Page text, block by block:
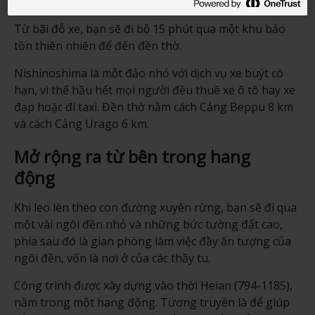
Từ bãi đỗ xe, bạn sẽ đi bộ 15 phút qua một khu bảo
tồn thiên nhiên để đến đền thờ.
Nishinoshima là một đảo nhỏ với dịch vụ xe buýt có
hạn, vì thế hầu hết mọi người đều thuê xe ô tô hay xe
đạp hoặc đi taxi. Đền thờ nằm cách Cảng Beppu 8 km
và cách Cảng Urago 6 km.
Mở rộng ra từ bên trong hang
động
Khi leo lên theo con đường xuyên rừng, bạn sẽ đi qua
một vài ngôi đền nhỏ và những bức tường đất cao,
phía sau đó là gian phòng làm việc đầy ấn tượng của
ngôi đền, vốn là nơi ở của các thầy tu.
Công trình được xây dựng vào thời Heian (794-1185),
nằm trong một hang động. Tương truyền là để giúp